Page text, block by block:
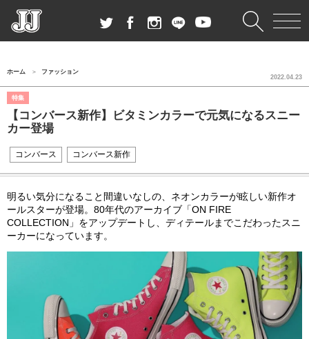
ホーム ファッション
特集
【コンバース新作】ビタミンカラーで元気になるスニー
カー登場
2022.04.23
コンバース コンバース新作
明るい気分になること間違いなしの、ネオンカラーが眩しい新作オ
ールスターが登場。 80年代のアーカイブ「ON FIRE
COLLECTION」をアップデートし、ディテールまでこだわったスニ
ーカーになっています。